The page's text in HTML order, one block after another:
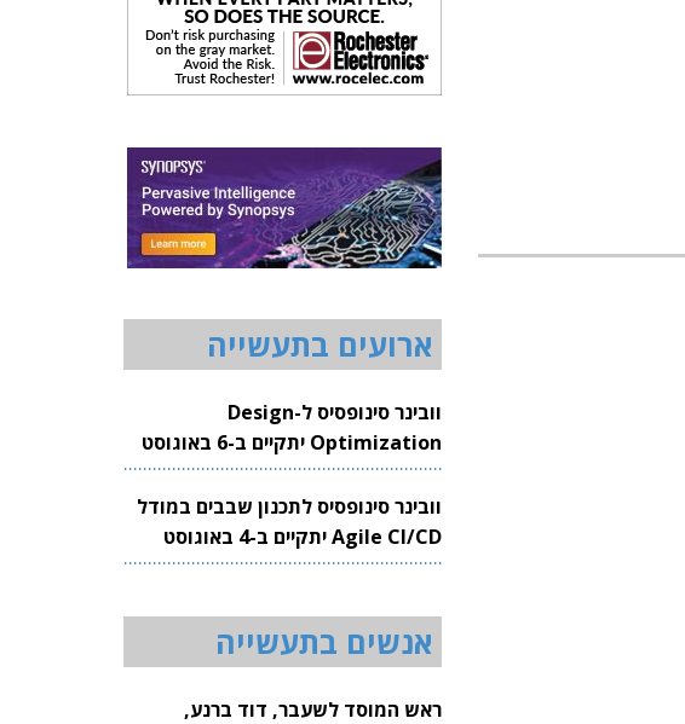
ארועים בתעשייה
וובינר סינופסיס ל-Design
Optimization יתקיים ב-6 באוגוסט
2026
וובינר סינופסיס לתכנון שבבים במודל
Agile CI/CD יתקיים ב-4 באוגוסט
2026
אנשים בתעשייה
ראש המוסד לשעבר, דוד ברנע,